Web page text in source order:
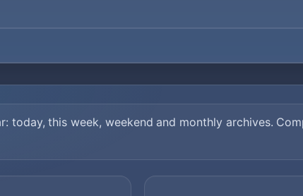
today, this week, weekend and monthly archives.